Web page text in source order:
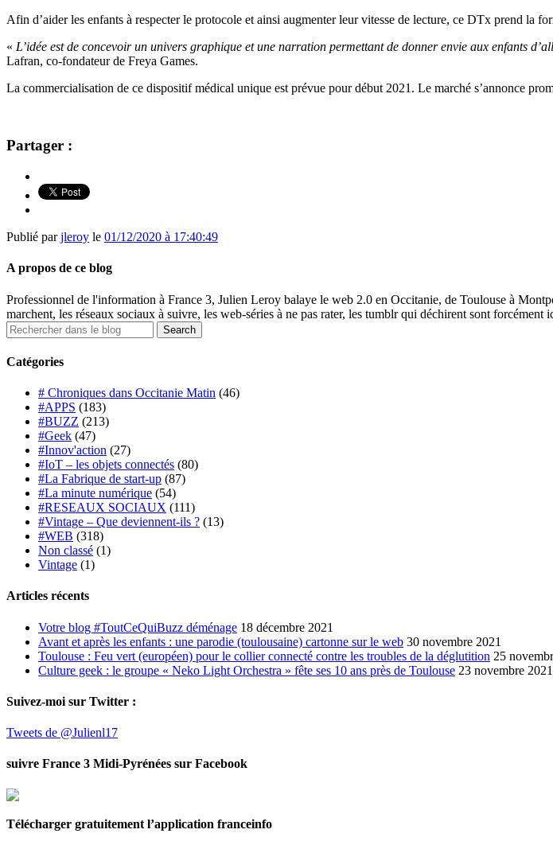
Afin d’aider les enfants à respecter le protocole et ainsi augmenter leur vitesse de lecture, ce DTx prend la
« L’idée est de concevoir un univers graphique et une narration permettant de donner envie aux enfants
Lafran, co-fondateur de Freya Games.
La commercialisation de ce dispositif médical unique est prévue pour début 2021. Le marché s’annonce
Partager :
Publié parjleroy le 01/12/2020 à 17:40:49
A propos de ce blog
Professionnel de l'information à France 3, Julien Leroy balaye le web 2.0 en Occitanie, de Toulouse à
marchent, les réseaux sociaux à suivre, les web-séries à ne pas rater, les tumblr qui déchirent sont forcément
Catégories
# Chroniques dans Occitanie Matin (46)
#APPS (183)
#BUZZ (213)
#Geek (47)
#Innov'action (27)
#IoT – les objets connectés (80)
#La Fabrique de start-up (87)
#La minute numérique (54)
#RESEAUX SOCIAUX (111)
#Vintage – Que deviennent-ils ? (13)
#WEB (318)
Non classé (1)
Vintage (1)
Articles récents
Votre blog #ToutCeQuiBuzz déménage 18 décembre 2021
Avant et après les enfants : une parodie (toulousaine) cartonne sur le web 30 novembre 2021
Toulouse : Feu vert (européen) pour le collier connecté contre les troubles de la déglutition 25
Culture geek : le groupe « Neko Light Orchestra » fête ses 10 ans près de Toulouse 23 novembre 2021
Suivez-moi sur Twitter :
Tweets de @Julienl17
suivre France 3 Midi-Pyrénées sur Facebook
Télécharger gratuitement l’application franceinfo